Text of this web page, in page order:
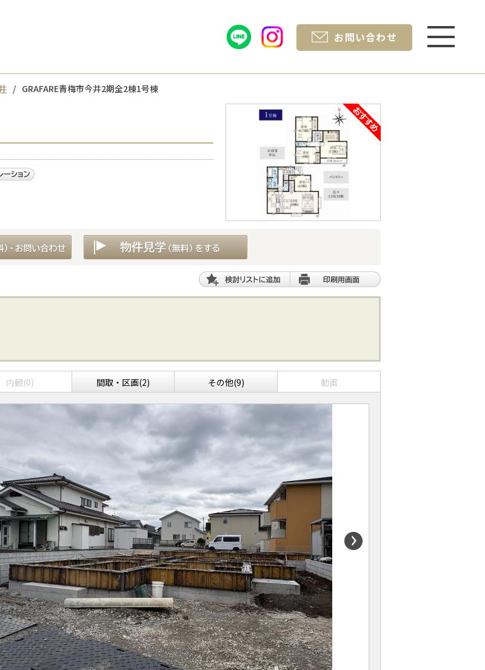
お問い合わせ
GRAFARE青梅市今井2期全2棟1号棟
内観(0) 間取・区画(2) その他(9) 動画